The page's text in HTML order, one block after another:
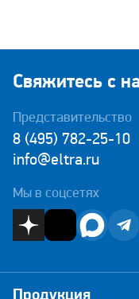
Свяжитесь с
Представительство
8 (495) 782-25-10
info@eltra.ru
Мы в соцсетях
Продукция